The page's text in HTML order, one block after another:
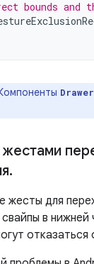
bounds and
.
жесты для
в нижней